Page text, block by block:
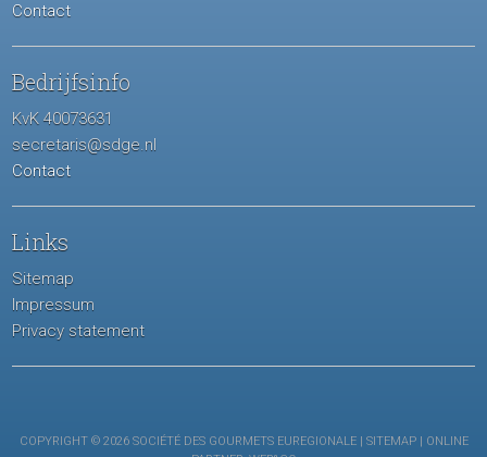
Contact
Bedrijfsinfo
KvK 40073631
secretaris@sdge.nl
Contact
Links
Sitemap
Impressum
Privacy statement
COPYRIGHT © 2026 SOCIÉTÉ DES GOURMETS EUREGIONALE | SITEMAP| ONLINE